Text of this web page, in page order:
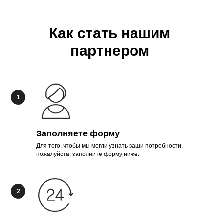
Как стать нашим
партнером
Заполняете форму
Для того, чтобы мы могли узнать ваши потребности,
пожалуйста, заполните форму ниже.